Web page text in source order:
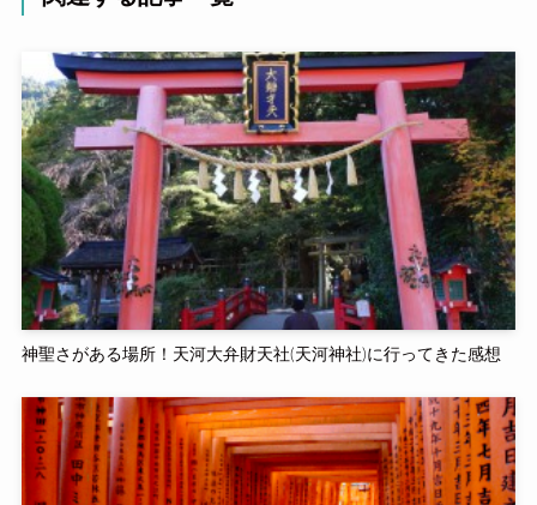
神聖さがある場所！天河大弁財天社(天河神社)に行ってきた感想